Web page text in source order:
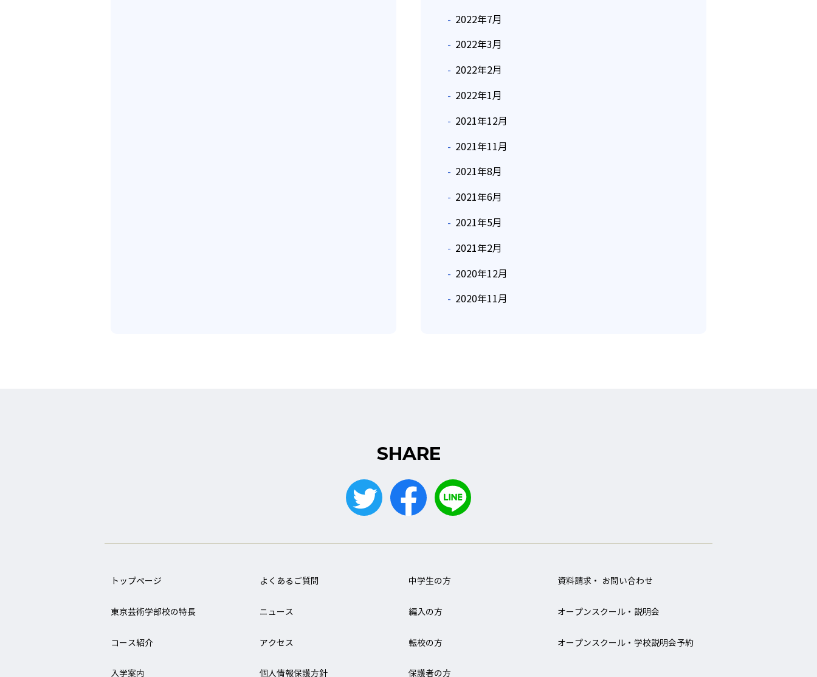
2022年7月
2022年3月
2022年2月
2022年1月
2021年12月
2021年11月
2021年8月
2021年6月
2021年5月
2021年2月
2020年12月
2020年11月
SHARE
トップページ
東京芸術学部校の特長
コース紹介
入学案内
よくあるご質問
ニュース
アクセス
個人情報保護方針
中学生の方
編入の方
転校の方
保護者の方
資料請求・ お問い合わせ
オープンスクール・説明会
オープンスクール・学校説明会予約